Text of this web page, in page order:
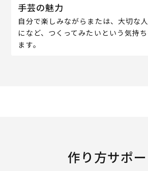
手芸の魅力
自分で楽しみながらまたは、大切な
になど、つくってみたいという気持
ます。
作り方サポ